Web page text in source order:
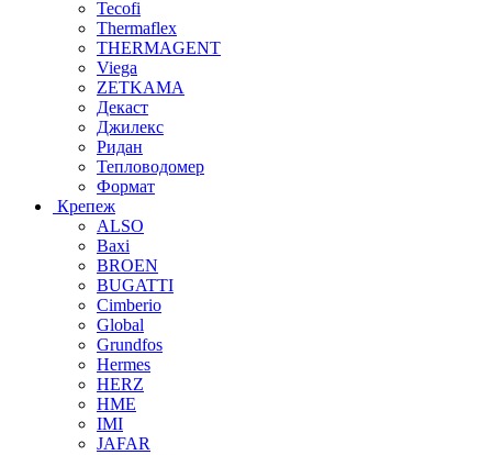
Tecofi
Thermaflex
THERMAGENT
Viega
ZETKAMA
Декаст
Джилекс
Ридан
Тепловодомер
Формат
Крепеж
ALSO
Baxi
BROEN
BUGATTI
Cimberio
Global
Grundfos
Hermes
HERZ
HME
IMI
JAFAR